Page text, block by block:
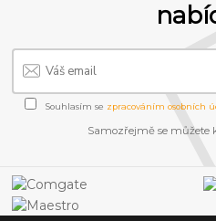
Souhlasím se zpracováním osobních
Samozřejmě se můžete